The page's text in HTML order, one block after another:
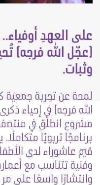
على العهدِ
(عجّل الله فرجه)
وثبات.
لمحة عن تجربة جمعية
الله فرجه) في إحياء
مشروع انطلق في
برنامجًا تربويًا
قيم عاشوراء لدى
وفنية تتناسب مع
وانتشارًا واسعًا على